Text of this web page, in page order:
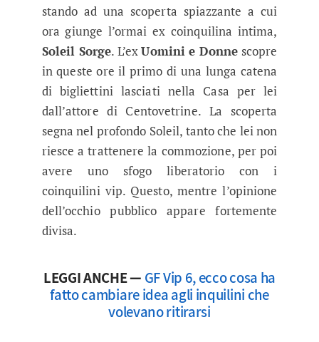
stando ad una scoperta spiazzante a cui
ora giunge l’ormai ex coinquilina intima,
Soleil Sorge. L’exUomini e Donne scopre
in queste ore il primo di una lunga catena
di bigliettini lasciati nella Casa per lei
dall’attore di Centovetrine. La scoperta
segna nel profondo Soleil, tanto che lei non
riesce a trattenere la commozione, per poi
avere uno sfogo liberatorio con i
coinquilini vip. Questo, mentre l’opinione
dell’occhio pubblico appare fortemente
divisa.
LEGGI ANCHE — GF Vip 6, ecco cosa ha
fatto cambiare idea agli inquilini che
volevano ritirarsi